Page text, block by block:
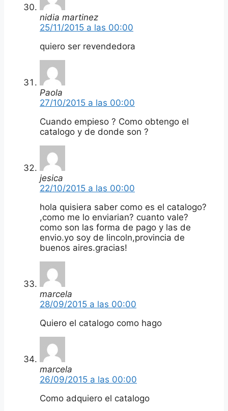
nidia martinez
25/11/2015 a las 00:00
quiero ser revendedora
Paola
27/10/2015 a las 00:00
Cuando empieso ? Como obtengo el
catalogo y de donde son ?
jesica
22/10/2015 a las 00:00
hola quisiera saber como es el catalogo?
,como me lo enviarian? cuanto vale?
como son las forma de pago y las de
envio.yo soy de lincoln,provincia de
buenos aires.gracias!
marcela
28/09/2015 a las 00:00
Quiero el catalogo como hago
marcela
26/09/2015 a las 00:00
Como adquiero el catalogo